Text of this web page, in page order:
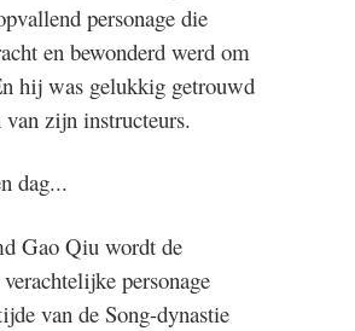
personage die
en bewonderd werd om
hij was gelukkig getrouwd
zijn instructeurs.
dag...
Gao Qiu wordt de
personage
van de Song-dynastie